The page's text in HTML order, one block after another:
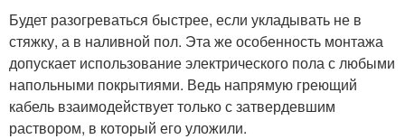
Будет разогреваться быстрее, если укладывать не в
стяжку, а в наливной пол. Эта же особенность монтажа
допускает использование электрического пола с любыми
напольными покрытиями. Ведь напрямую греющий
кабель взаимодействует только с затвердевшим
раствором, в который его уложили.